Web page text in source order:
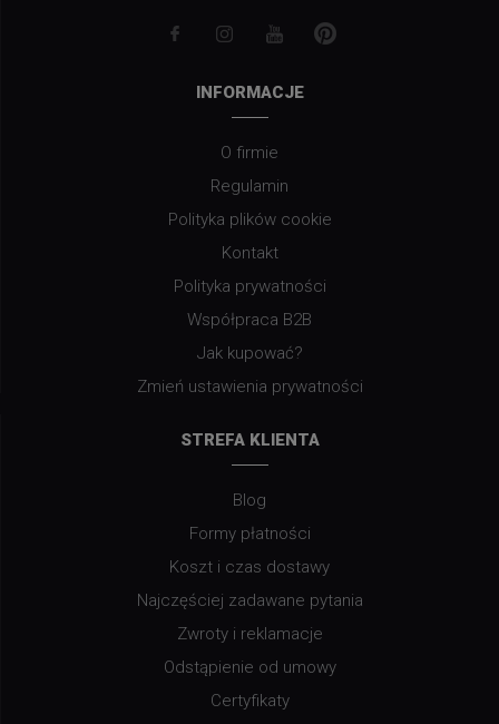
INFORMACJE
O firmie
Regulamin
Polityka plików cookie
Kontakt
Polityka prywatności
Współpraca B2B
Jak kupować?
Zmień ustawienia prywatności
STREFA KLIENTA
Blog
Formy płatności
Koszt i czas dostawy
Najczęściej zadawane pytania
Zwroty i reklamacje
Odstąpienie od umowy
Certyfikaty